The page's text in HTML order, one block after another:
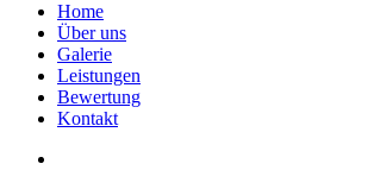
Home
Über uns
Galerie
Leistungen
Bewertung
Kontakt